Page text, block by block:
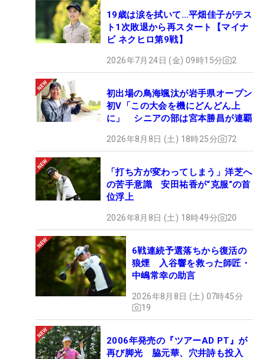
19歳は涙を拭いて…平畑佳子がテス
ト1次敗退から再スタート【マイナ
ビ ネクヒロ第9戦】
2026年7月24日 (金) 09時15分 2
初出場の鳥海颯汰が岩手県オープン
初V「この大会を機にどんどん上
に」 シニアの部は宮本勝昌が連覇
2026年8月8日 (土) 18時25分 72
「打ち方が変わってしまう」洋芝へ
の苦手意識 安田祐香が“克服”の首
位浮上
2026年8月8日 (土) 18時49分 20
6戦連続予選落ちから復活の
狼煙 入谷響を救った師匠・
中嶋常幸の助言
2026年8月8日 (土) 07時45分
19
2006年発売の『ツアーAD PT』が
再び脚光 脇元華、穴井詩も投入